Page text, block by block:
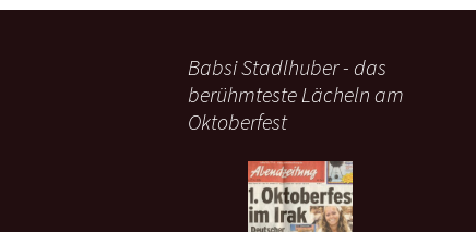
Babsi Stadlhuber - das
berühmteste Lächeln am
Oktoberfest